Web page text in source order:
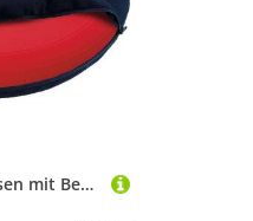
Togu Dynair Ballkissen mit Bezug, ø 33 cm